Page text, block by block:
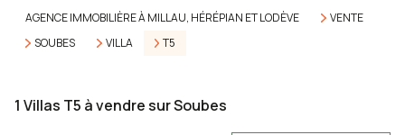
AGENCE IMMOBILIÈRE À MILLAU, HÉRÉPIAN ET LODÈVE
VENTE
SOUBES
VILLA T5
1 Villas T5 à vendre sur Soubes